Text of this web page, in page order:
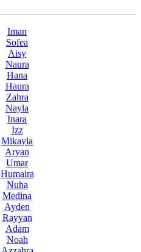
Iman
Sofea
Aisy
Naura
Hana
Haura
Zahra
Nayla
Inara
Izz
Mikayla
Aryan
Umar
Humaira
Nuha
Medina
Ayden
Rayyan
Adam
Noah